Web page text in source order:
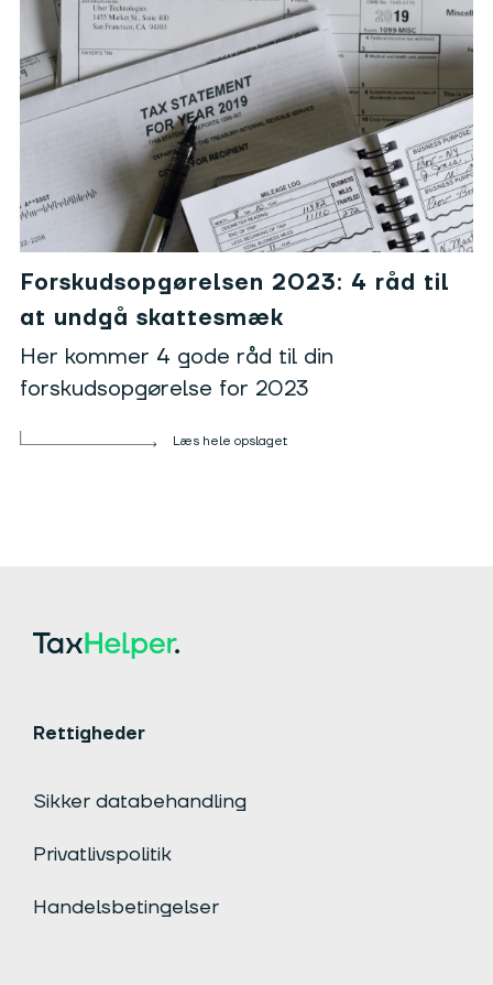
Forskudsopgørelsen 2023: 4 råd til
at undgå skattesmæk
Her kommer 4 gode råd til din
forskudsopgørelse for 2023
Læs hele opslaget
Rettigheder
Sikker databehandling
Privatlivspolitik
Handelsbetingelser